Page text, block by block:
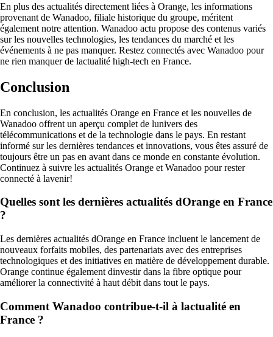
En plus des actualités directement liées à Orange, les informations
provenant de Wanadoo, filiale historique du groupe, méritent
également notre attention. Wanadoo actu propose des contenus variés
sur les nouvelles technologies, les tendances du marché et les
événements à ne pas manquer. Restez connectés avec Wanadoo pour
ne rien manquer de lactualité high-tech en France.
Conclusion
En conclusion, les actualités Orange en France et les nouvelles de
Wanadoo offrent un aperçu complet de lunivers des
télécommunications et de la technologie dans le pays. En restant
informé sur les dernières tendances et innovations, vous êtes assuré de
toujours être un pas en avant dans ce monde en constante évolution.
Continuez à suivre les actualités Orange et Wanadoo pour rester
connecté à lavenir!
Quelles sont les dernières actualités dOrange en France
?
Les dernières actualités dOrange en France incluent le lancement de
nouveaux forfaits mobiles, des partenariats avec des entreprises
technologiques et des initiatives en matière de développement durable.
Orange continue également dinvestir dans la fibre optique pour
améliorer la connectivité à haut débit dans tout le pays.
Comment Wanadoo contribue-t-il à lactualité en
France ?